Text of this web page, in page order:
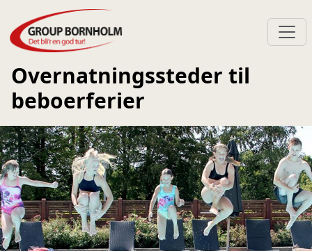
Overnatningssteder til
beboerferier